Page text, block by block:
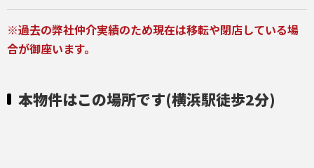
※過去の弊社仲介実績のため現在は移転や閉店している場
合が御座います。
本物件はこの場所です(横浜駅徒歩2分)